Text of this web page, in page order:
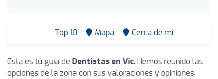
Top 10 Mapa Cerca de mí
Esta es tu guía de Dentistas en Vic. Hemos reunido las
opciones de la zona con sus valoraciones y opiniones